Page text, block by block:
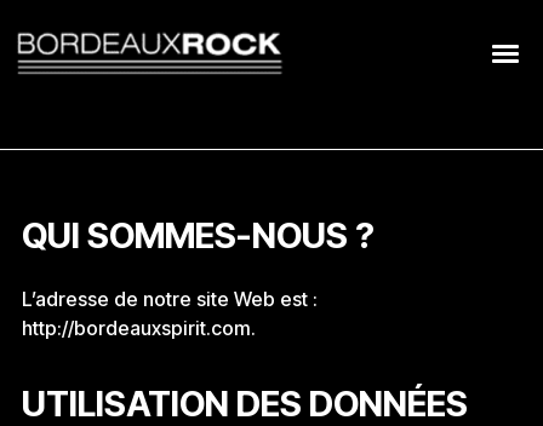
for:
QUI SOMMES-NOUS ?
L’adresse de notre site Web est :
http://bordeauxspirit.com.
UTILISATION DES DONNÉES